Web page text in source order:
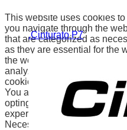
.Cinturato P7
This website uses cookies
you navigate through the
that are categorized as
as they are essential for the
the website. We also use
analyze and understand
cookies will be stored in
You also have the option to
opting out of some of these
experience.
Necessary